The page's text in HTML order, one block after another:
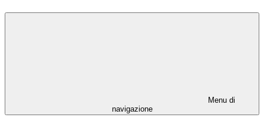
Menu di
navigazione